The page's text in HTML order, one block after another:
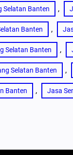
Selatan Banten ,
Banten ,
Selatan Banten ,
Selatan Banten ,
Banten , Jasa